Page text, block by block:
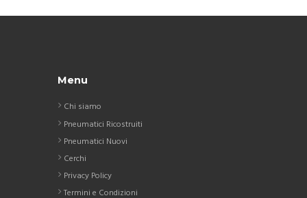
Menu
Chi siamo
Pneumatici Ricostruiti
Pneumatici Nuovi
Cerchi
Privacy Policy
Termini e Condizioni